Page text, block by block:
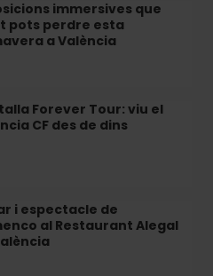
immersives que
pots perdre esta
a València
Forever Tour: viu el
CF des de dins
i espectacle de
al Restaurant Alegal